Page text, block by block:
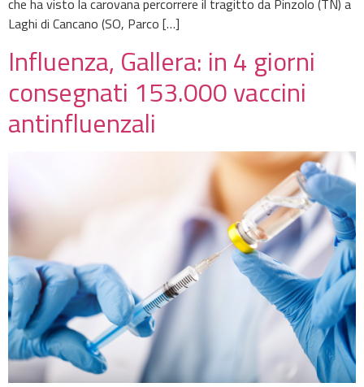
che ha visto la carovana percorrere il tragitto da Pinzolo (TN) a
Laghi di Cancano (SO, Parco […]
Influenza, Gallera: in 4 giorni
consegnati 153.000 vaccini
antinfluenzali